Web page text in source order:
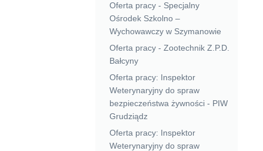
Oferta pracy - Specjalny
Ośrodek Szkolno –
Wychowawczy w Szymanowie
Oferta pracy - Zootechnik Z.P.D.
Bałcyny
Oferta pracy: Inspektor
Weterynaryjny do spraw
bezpieczeństwa żywności - PIW
Grudziądz
Oferta pracy: Inspektor
Weterynaryjny do spraw